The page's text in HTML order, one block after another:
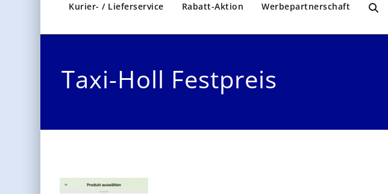
Kurier- / Lieferservice Rabatt-Aktion Werbepartnerschaft
Taxi-Holl Festpreis